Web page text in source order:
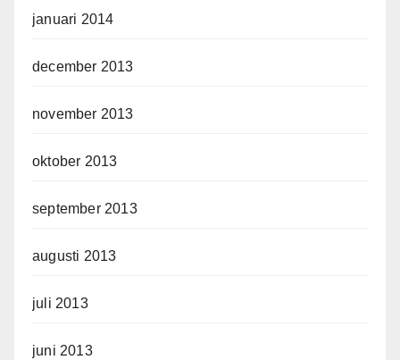
januari 2014
december 2013
november 2013
oktober 2013
september 2013
augusti 2013
juli 2013
juni 2013